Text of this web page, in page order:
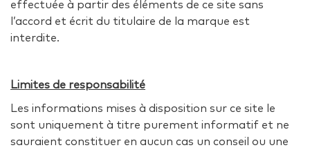
effectuée à partir des éléments de ce site sans
l’accord et écrit du titulaire de la marque est
interdite.
Limites de responsabilité
Les informations mises à disposition sur ce site le
sont uniquement à titre purement informatif et ne
sauraient constituer en aucun cas un conseil ou une